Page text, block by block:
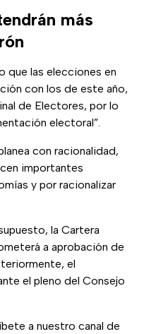
más
que las elecciones en
con los de este año,
de Electores, por lo
electoral”.
con racionalidad,
importantes
y por racionalizar
la Cartera
a aprobación de
el
el pleno del Consejo
a nuestro canal de